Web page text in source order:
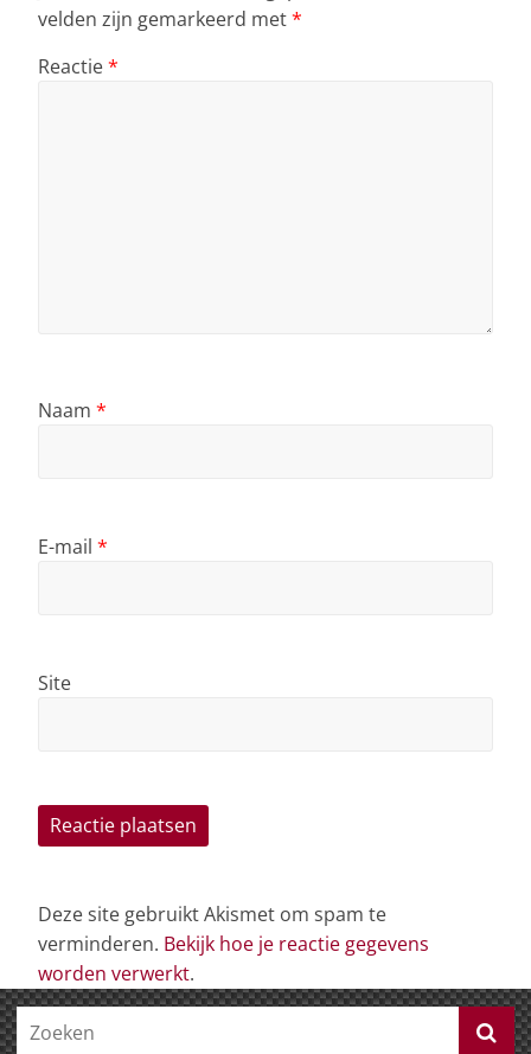
velden zijn gemarkeerd met*
Reactie*
Naam *
E-mail *
Site
Deze site gebruikt Akismet om spam te
verminderen. Bekijk hoe je reactie gegevens
worden verwerkt.